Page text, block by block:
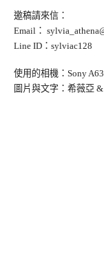
邀稿請來信：
Email：
Line ID：sylviac128
使用的相機：Sony
圖片與文字：希薇亞